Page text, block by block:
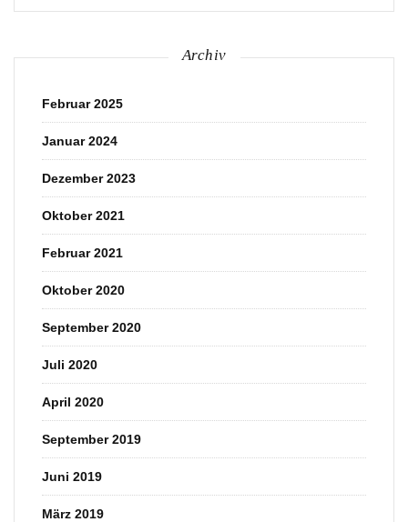
Archiv
Februar 2025
Januar 2024
Dezember 2023
Oktober 2021
Februar 2021
Oktober 2020
September 2020
Juli 2020
April 2020
September 2019
Juni 2019
März 2019